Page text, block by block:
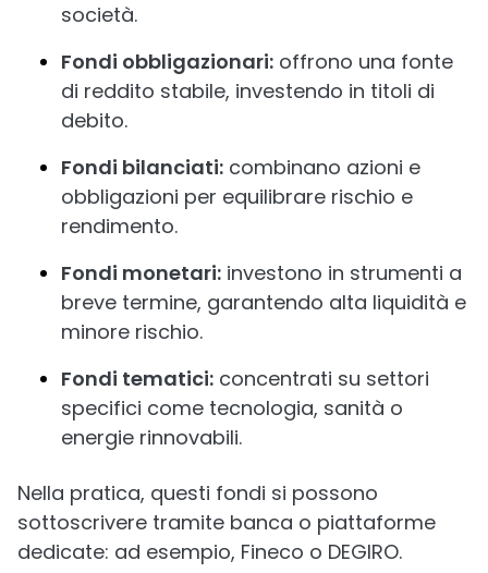
società.
Fondi obbligazionari: offrono una fonte
di reddito stabile, investendo in titoli di
debito.
Fondi bilanciati: combinano azioni e
obbligazioni per equilibrare rischio e
rendimento.
Fondi monetari: investono in strumenti a
breve termine, garantendo alta liquidità e
minore rischio.
Fondi tematici: concentrati su settori
specifici come tecnologia, sanità o
energie rinnovabili.
Nella pratica, questi fondi si possono
sottoscrivere tramite banca o piattaforme
dedicate: ad esempio, Fineco o DEGIRO.